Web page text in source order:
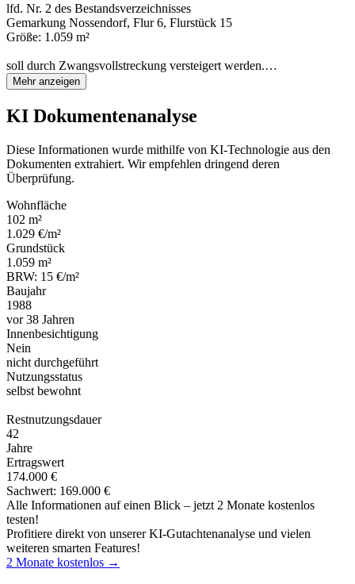
lfd. Nr. 2 des Bestandsverzeichnisses
Gemarkung Nossendorf, Flur 6, Flurstück 15
Größe: 1.059 m²
soll durch Zwangsvollstreckung versteigert werden.…
Mehr anzeigen
KI Dokumentenanalyse
Diese Informationen wurde mithilfe von KI-Technologie aus den
Dokumenten extrahiert. Wir empfehlen dringend deren
Überprüfung.
Wohnfläche
102 m²
1.029 €/m²
Grundstück
1.059 m²
BRW: 15 €/m²
Baujahr
1988
vor 38 Jahren
Innenbesichtigung
Nein
nicht durchgeführt
Nutzungsstatus
selbst bewohnt
Restnutzungsdauer
42
Jahre
Ertragswert
174.000 €
Sachwert: 169.000 €
Alle Informationen auf einen Blick – jetzt 2 Monate kostenlos
testen!
Profitiere direkt von unserer KI-Gutachtenanalyse und vielen
weiteren smarten Features!
2 Monate kostenlos →